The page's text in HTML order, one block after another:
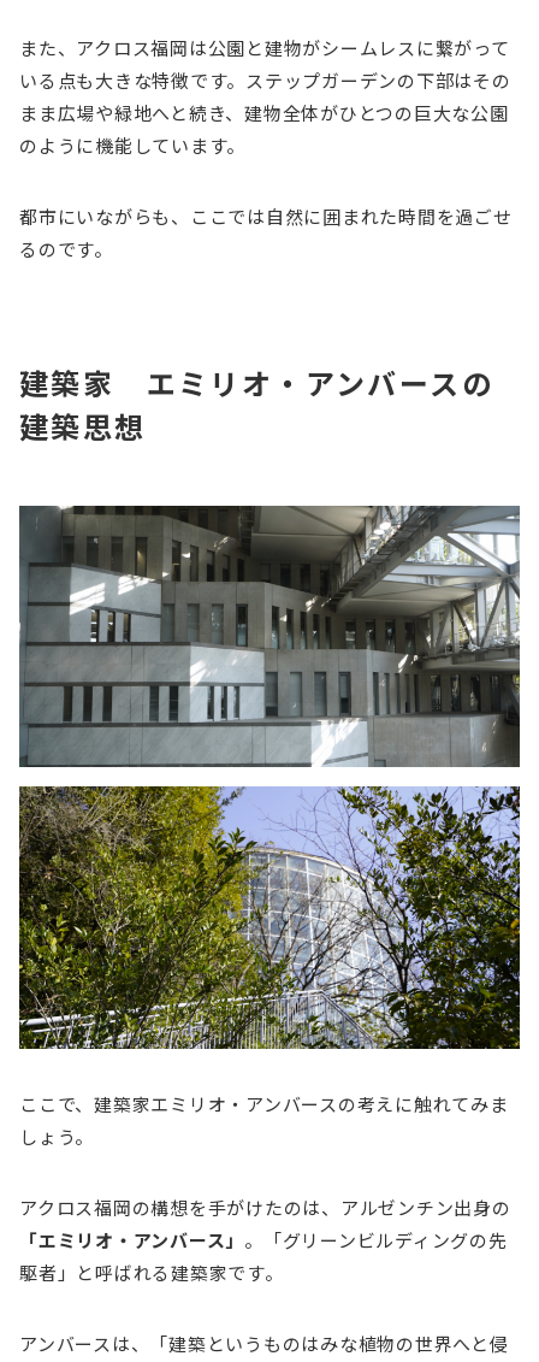
また、アクロス福岡は公園と建物がシームレスに繋がって
いる点も大きな特徴です。ステップガーデンの下部はその
まま広場や緑地へと続き、建物全体がひとつの巨大な公園
のように機能しています。
都市にいながらも、ここでは自然に囲まれた時間を過ごせ
るのです。
建築家 エミリオ・アンバースの
建築思想
ここで、建築家エミリオ・アンバースの考えに触れてみま
しょう。
アクロス福岡の構想を手がけたのは、アルゼンチン出身の
「エミリオ・アンバース」 。「グリーンビルディングの先
駆者」と呼ばれる建築家です。
アンバースは、「建築というものはみな植物の世界へと侵